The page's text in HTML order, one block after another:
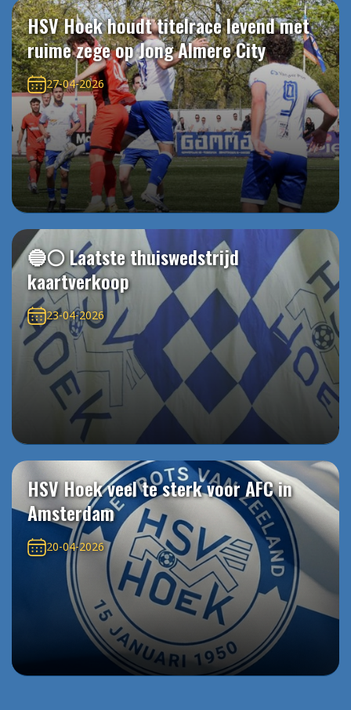
HSV Hoek houdt titelrace levend met
ruime zege op Jong Almere City
27-04-2026
🔵⚪️ Laatste thuiswedstrijd
kaartverkoop
23-04-2026
HSV Hoek veel te sterk voor AFC in
Amsterdam
20-04-2026